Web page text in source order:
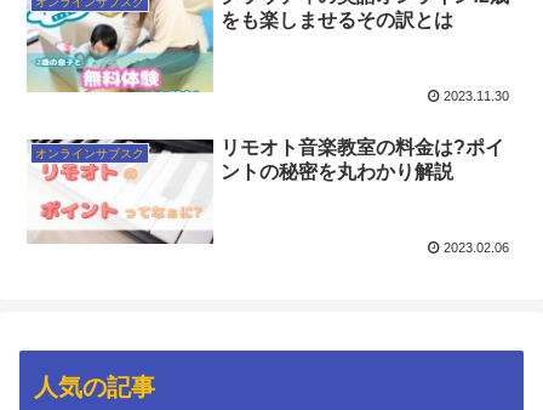
をも楽しませるその訳とは
2023.11.30
オンラインサブスク
リモオト音楽教室の料金は?ポイ
ントの秘密を丸わかり解説
2023.02.06
人気の記事